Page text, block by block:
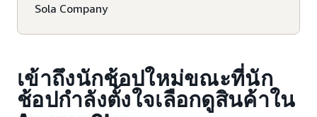
Sola Company
เข้าถึงนักช้อปใหม่ขณะที่นัก
ช้อปกำลังตั้งใจเลือกดูสินค้าใน